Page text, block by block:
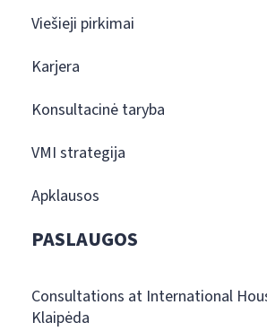
Viešieji pirkimai
Karjera
Konsultacinė taryba
VMI strategija
Apklausos
PASLAUGOS
Consultations at International
Klaipėda